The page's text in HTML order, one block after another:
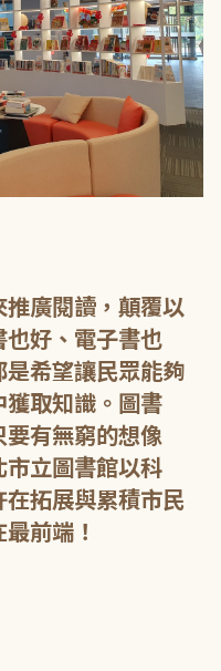
廣閱讀，顛覆以
好、電子書也
希望讓民眾能夠
取知識。圖書
有無窮的想像
立圖書館以科
拓展與累積市民
前端！